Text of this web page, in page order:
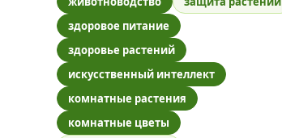
здоровое питание
здоровье растений
искусственный интеллект
комнатные растения
комнатные цветы